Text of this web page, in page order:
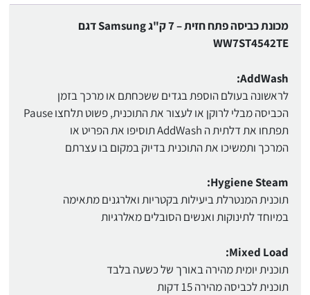
מכונת כביסה פתח חזית – 7 ק"ג Samsung דגם
WW7ST4542TE
AddWash:
לראשונה בעולם הוספת בגדים ששכחתם או מרכך בזמן
הכביסה מבלי לרוקן או לעצור את התוכנית, פשוט תלחצו Pause
תפתחו את דלתית ה AddWash תוסיפו את הפריט או
המרכך ותמשיכו את התוכנית בדיוק במקום בו עצרתם
Hygiene Steam:
תוכנית המנטרלת ביעילות בקטריות ואלרגנים מתאימה
במיוחד לתינוקות ואנשים הסובלים מאלרגיות
Mixed Load:
תוכנית יומית מהירה באורך של כשעה בלבד
תוכנית לכביסה מהירה 15 דקות